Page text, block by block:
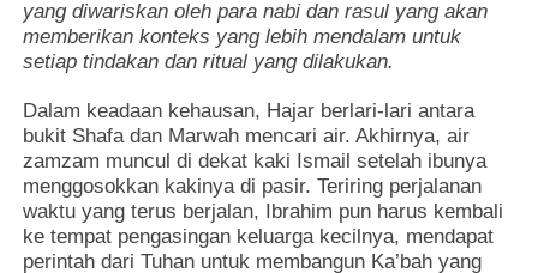
yang diwariskan oleh para nabi dan rasul yang akan
memberikan konteks yang lebih mendalam untuk
setiap tindakan dan ritual yang dilakukan.
Dalam keadaan kehausan, Hajar berlari-lari antara
bukit Shafa dan Marwah mencari air. Akhirnya, air
zamzam muncul di dekat kaki Ismail setelah ibunya
menggosokkan kakinya di pasir. Teriring perjalanan
waktu yang terus berjalan, Ibrahim pun harus kembali
ke tempat pengasingan keluarga kecilnya, mendapat
perintah dari Tuhan untuk membangun Ka’bah yang